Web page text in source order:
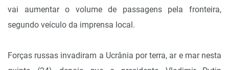
vai aumentar o volume de passagens pela fronteira,
segundo veículo da imprensa local.
Forças russas invadiram a Ucrânia por terra, ar e mar nesta